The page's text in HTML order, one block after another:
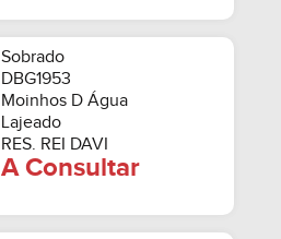
Sobrado
DBG1953
Moinhos D Água
Lajeado
RES. REI DAVI
A Consultar